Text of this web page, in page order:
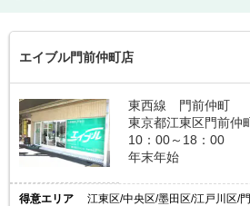
エイブル門前仲町店
東西線 門前仲町
東京都江東区門前
10：00～18：00
年末年始
得意エリア 江東区/中央区/墨田区/江戸川区/